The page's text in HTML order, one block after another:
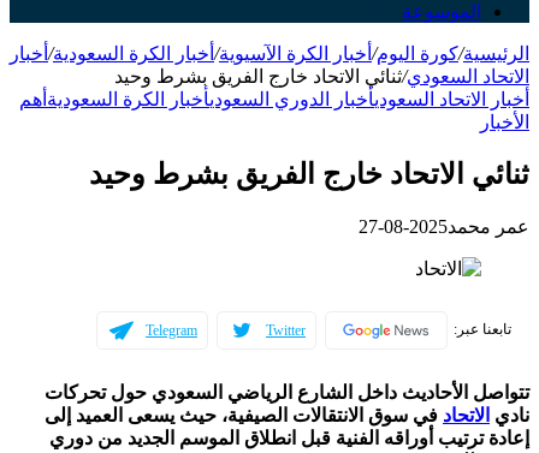
/كورة اليوم/ أخبار الكرة الآسيوية /أخبار الكرة السعودية/أخبار
السعودي/ثنائي الاتحاد خارج الفريق بشرط وحيد
السعودي أخبار الدوري السعودي أخبار الكرة السعوديةأهم
الاتحاد خارج الفريق بشرط وحيد
2025-08-27
Twitter
Telegram
الأحاديث داخل الشارع الرياضي السعودي حول تحركات
في سوق الانتقالات الصيفية، حيث يسعى العميد إلى
أوراقه الفنية قبل انطلاق الموسم الجديد من دوري